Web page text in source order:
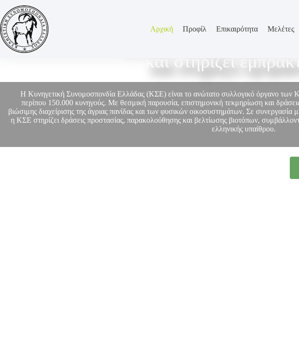
Αρχική Προφίλ Επικαιρότητα Μελέτες
Η ΚΣΕ εκπροσωπεί
και στηρίζει
Η Κυνηγετική Συνομοσπονδία Ελλάδας (ΚΣΕ) είναι το ανώτατο συλλογικό όργανο
περίπου 150.000 κυνηγούς. Με θεσμική παρουσία, επιστημονική τεκμηρίωση και
βιώσιμης διαχείρισης της άγριας πανίδας και των φυσικών οικοσυστημάτων. Σε συνεργασία
η ΚΣΕ στηρίζει δράσεις προστασίας, παρακολούθησης και βελτίωσης βιοτόπων,
ελληνικής υπαίθρου.